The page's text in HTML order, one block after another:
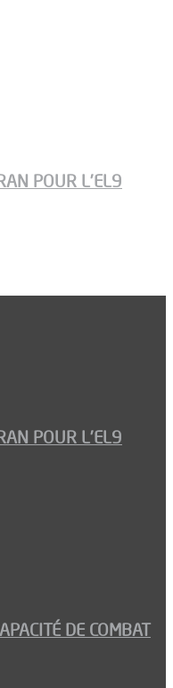
POUR L’EL9
POUR L’EL9
DE COMBAT